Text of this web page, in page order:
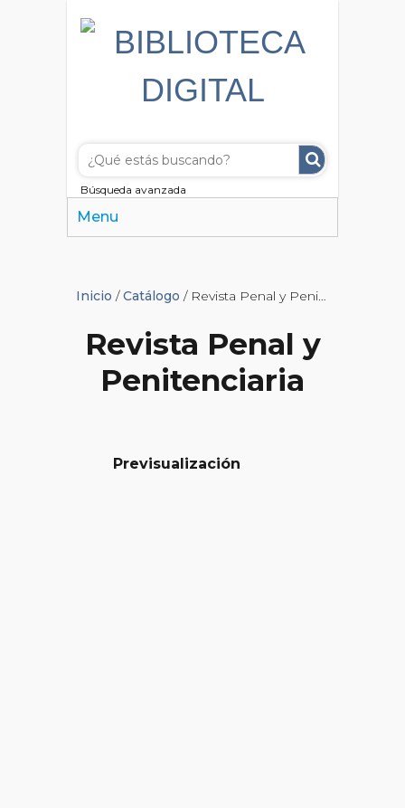
Búsqueda avanzada
Menu
Inicio /Catálogo / Revista Penal y Penitenciaria
Revista Penal y
Penitenciaria
Previsualización